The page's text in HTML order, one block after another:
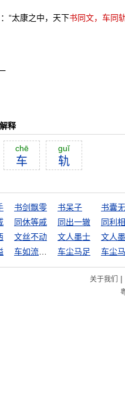
“太康之中，天下书同文，车同
释
chē
车
guĭ
轨
书剑飘零 书呆子
书囊
同休等戚 同出一辙
同利
文丝不动 文人墨士
文人
车尘马足 车尘
关于我们 |